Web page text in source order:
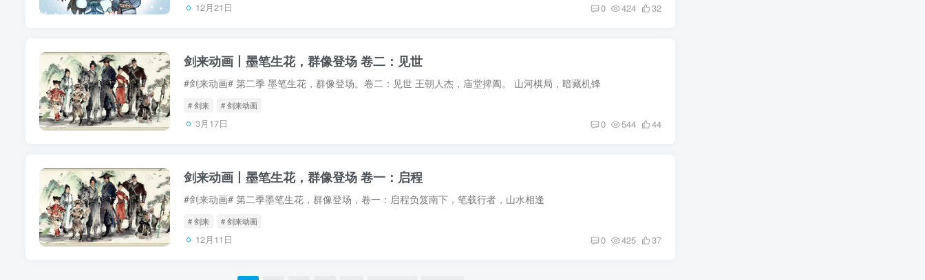
12月21日 0 424 32
剑来动画丨墨笔生花，群像登场 卷二：见世
#剑来动画# 第二季 墨笔生花，群像登场。卷二：见世 王朝人杰，庙堂捭阖。 山河棋局，暗藏机锋
# 剑来 # 剑来动画
3月17日 0 544 44
剑来动画丨墨笔生花，群像登场 卷一：启程
#剑来动画# 第二季墨笔生花，群像登场，卷一：启程负笈南下，笔载行者，山水相逢
# 剑来 # 剑来动画
12月11日 0 425 37